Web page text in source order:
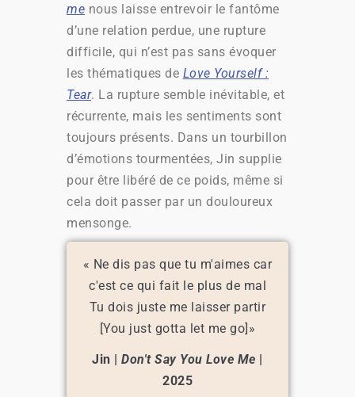
me nous laisse entrevoir le fantôme
d’une relation perdue, une rupture
difficile, qui n’est pas sans évoquer
les thématiques de Love Yourself :
Tear. La rupture semble inévitable, et
récurrente, mais les sentiments sont
toujours présents. Dans un tourbillon
d’émotions tourmentées, Jin supplie
pour être libéré de ce poids, même si
cela doit passer par un douloureux
mensonge.
« Ne dis pas que tu m'aimes car
c'est ce qui fait le plus de mal
Tu dois juste me laisser partir
[You just gotta let me go]»
Jin |Don't Say You Love Me |
2025